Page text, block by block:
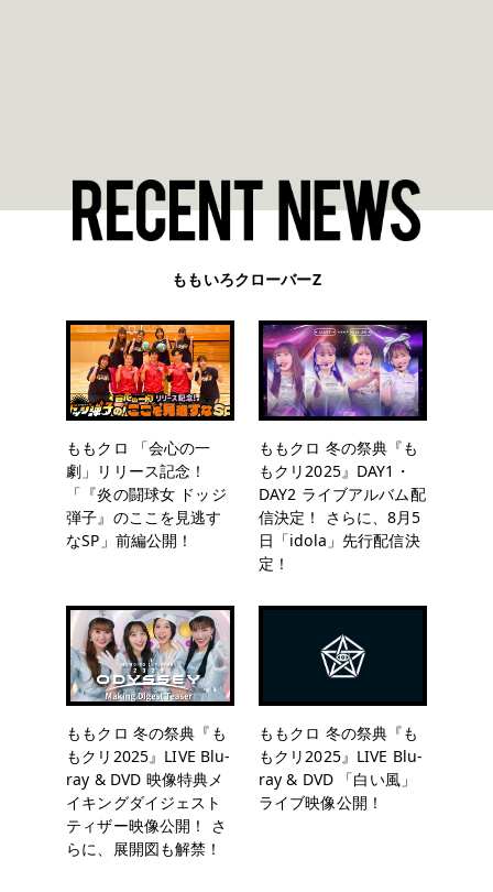
ももいろクローバーZ
ももクロ 「会心の一
劇」リリース記念！
「『炎の闘球女 ドッジ
弾子』のここを見逃す
なSP」前編公開！
ももクロ 冬の祭典『も
もクリ2025』DAY1・
DAY2 ライブアルバム配
信決定！ さらに、8月5
日「idola」先行配信決
定！
ももクロ 冬の祭典『も
もクリ2025』LIVE Blu-
ray & DVD 映像特典メ
イキングダイジェスト
ティザー映像公開！ さ
らに、展開図も解禁！
ももクロ 冬の祭典『も
もクリ2025』LIVE Blu-
ray & DVD 「白い風」
ライブ映像公開！